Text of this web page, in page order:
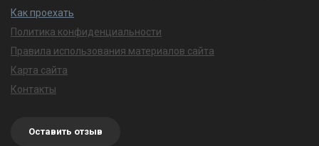
Как проехать
Политика конфиденциальности
Правила использования материалов сайта
Карта сайта
Контакты
Оставить отзыв